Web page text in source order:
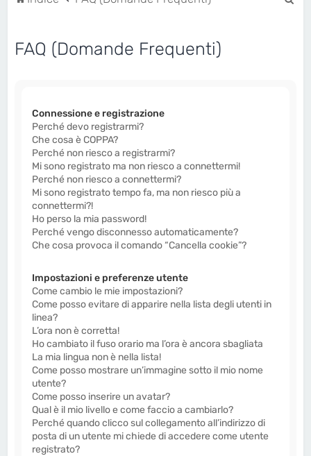
FAQ (Domande Frequenti)
Connessione e registrazione
Perché devo registrarmi?
Che cosa è COPPA?
Perché non riesco a registrarmi?
Mi sono registrato ma non riesco a connettermi!
Perché non riesco a connettermi?
Mi sono registrato tempo fa, ma non riesco più a
connettermi?!
Ho perso la mia password!
Perché vengo disconnesso automaticamente?
Che cosa provoca il comando “Cancella cookie”?
Impostazioni e preferenze utente
Come cambio le mie impostazioni?
Come posso evitare di apparire nella lista degli utenti in
linea?
L’ora non è corretta!
Ho cambiato il fuso orario ma l’ora è ancora sbagliata
La mia lingua non è nella lista!
Come posso mostrare un’immagine sotto il mio nome
utente?
Come posso inserire un avatar?
Qual è il mio livello e come faccio a cambiarlo?
Perché quando clicco sul collegamento all’indirizzo di
posta di un utente mi chiede di accedere come utente
registrato?